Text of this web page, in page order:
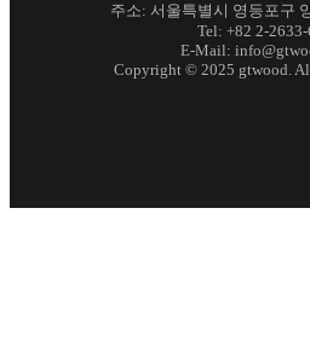
주소: 서울특별시 영등포구
Tel: +82 2-
E-Mail:
Copyright © 2025 gtwood.